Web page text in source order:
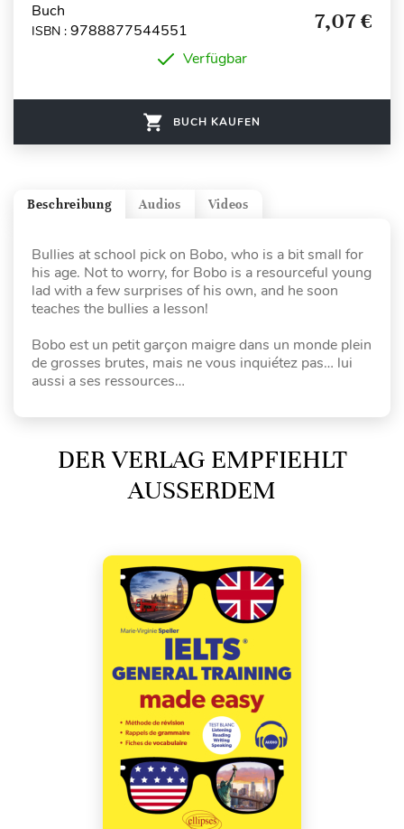
Buch
ISBN : 9788877544551 7,07 €
Verfügbar
BUCH KAUFEN
Videos
Audios
Beschreibung
Bullies at school pick on Bobo, who is a bit small for
his age. Not to worry, for Bobo is a resourceful young
lad with a few surprises of his own, and he soon
teaches the bullies a lesson!
Bobo est un petit garçon maigre dans un monde plein
de grosses brutes, mais ne vous inquiétez pas… lui
aussi a ses ressources…
DER VERLAG EMPFIEHLT
AUSSERDEM